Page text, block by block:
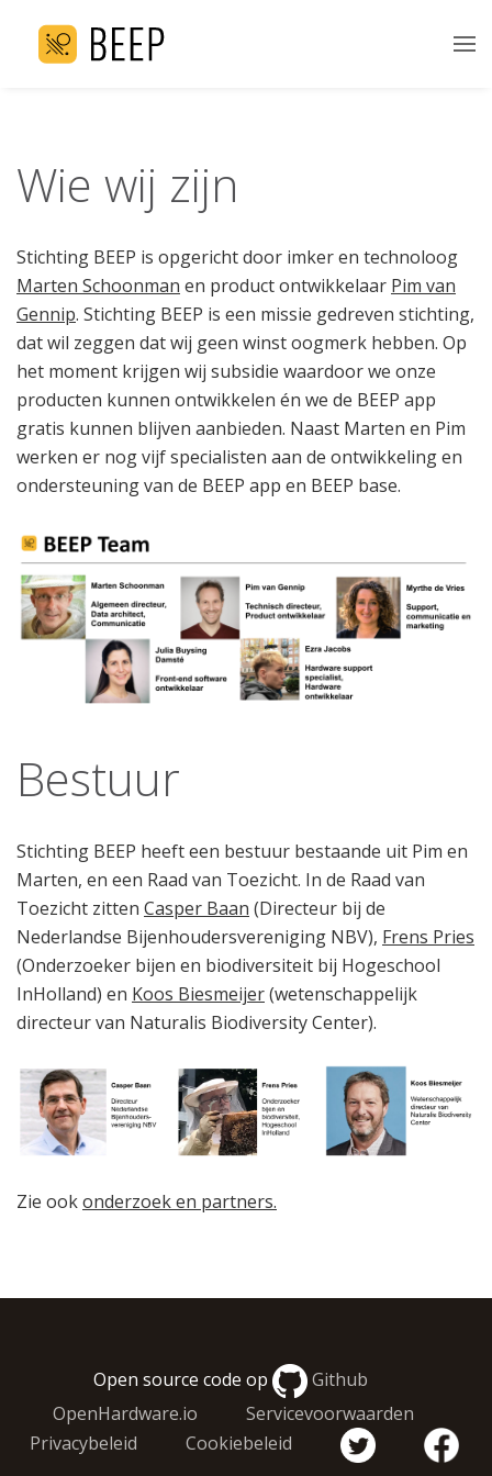
Wie wij zijn
Stichting BEEP is opgericht door imker en technoloog
Marten Schoonman en product ontwikkelaar Pim van
Gennip. Stichting BEEP is een missie gedreven stichting,
dat wil zeggen dat wij geen winst oogmerk hebben. Op
het moment krijgen wij subsidie waardoor we onze
producten kunnen ontwikkelen én we de BEEP app
gratis kunnen blijven aanbieden. Naast Marten en Pim
werken er nog vijf specialisten aan de ontwikkeling en
ondersteuning van de BEEP app en BEEP base.
Bestuur
Stichting BEEP heeft een bestuur bestaande uit Pim en
Marten, en een Raad van Toezicht. In de Raad van
Toezicht zitten Casper Baan (Directeur bij de
Nederlandse Bijenhoudersvereniging NBV), Frens Pries
(Onderzoeker bijen en biodiversiteit bij Hogeschool
InHolland) en Koos Biesmeijer(wetenschappelijk
directeur van Naturalis Biodiversity Center).
Zie ookonderzoek en partners.
Open source code op
Github
OpenHardware.io
Servicevoorwaarden
Privacybeleid
Cookiebeleid